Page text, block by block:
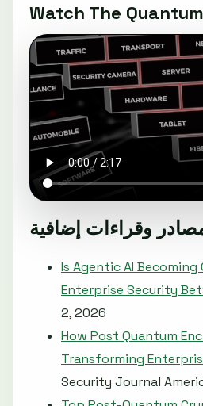
Watch The
وقراءات إضافية
Is Agentic AI Becoming
Enterprise Security
2, 2026
How Post Quantum
Transforming
Security Journal